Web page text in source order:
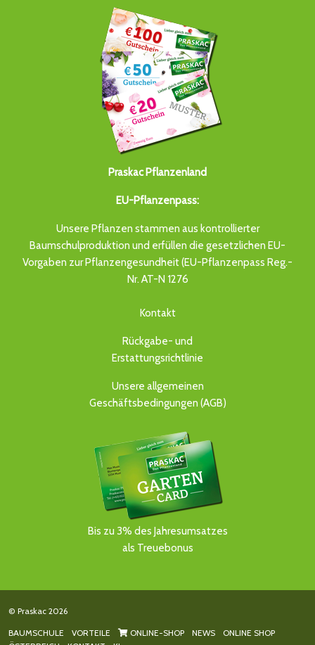
Praskac Pflanzenland
EU-Pflanzenpass:
Unsere Pflanzen stammen aus kontrollierter
Baumschulproduktion und erfüllen die gesetzlichen EU-
Vorgaben zur Pflanzengesundheit (EU-Pflanzenpass Reg.-
Nr. AT-N 1276
Kontakt
Rückgabe- und
Erstattungsrichtlinie
Unsere allgemeinen
Geschäftsbedingungen (AGB)
Bis zu 3% des Jahresumsatzes
als Treuebonus
© Praskac 2026
BAUMSCHULE VORTEILE ONLINE-SHOP NEWS
ONLINE SHOP